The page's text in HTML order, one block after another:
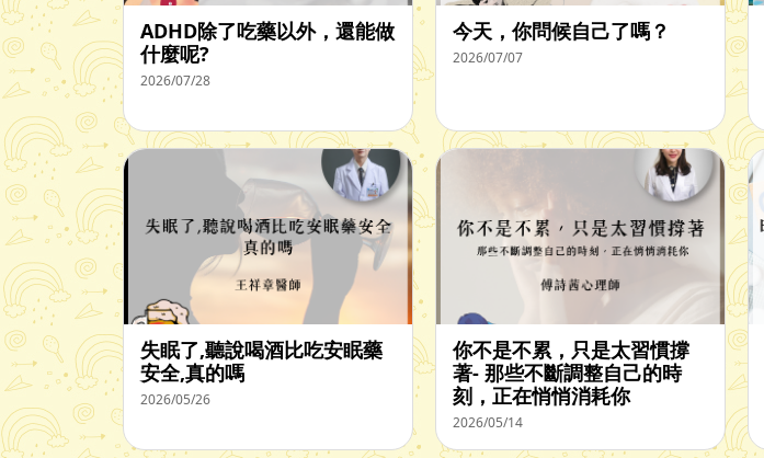
ADHD除了吃藥以外，還能做
什麼呢?
2026/07/28
今天，你問候自己了嗎？
2026/07/07
失眠了,聽說喝酒比吃安眠藥
安全,真的嗎
2026/05/26
你不是不累，只是太習慣撐
著- 那些不斷調整自己的時
刻，正在悄悄消耗你
2026/05/14